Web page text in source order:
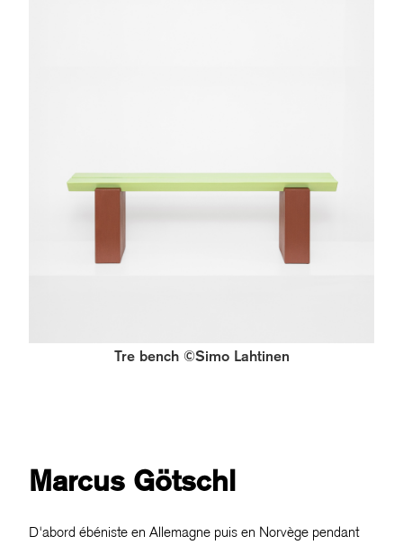
Tre bench ©Simo Lahtinen
Marcus Götschl
D'abord ébéniste en Allemagne puis en Norvège pendant